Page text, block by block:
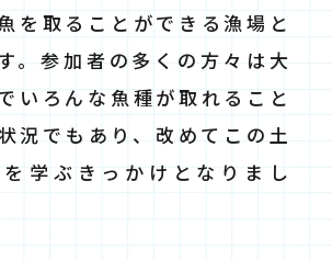
を取ることができる漁場と
。参加者の多くの方々は大
いろんな魚種が取れること
況でもあり、改めてこの土
学ぶきっかけとなりまし